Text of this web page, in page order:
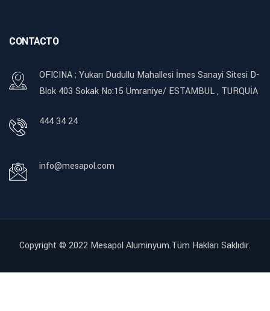
CONTACTO
OFICINA ; Yukarı Dudullu Mahallesi İmes Sanayi Sitesi D-
Blok 403 Sokak No:15 Ümraniye/ ESTAMBUL , TURQUİA
444 34 24
info@mesapol.com
Copyright © 2022 Mesapol Aluminyum.Tüm Hakları Saklıdır.